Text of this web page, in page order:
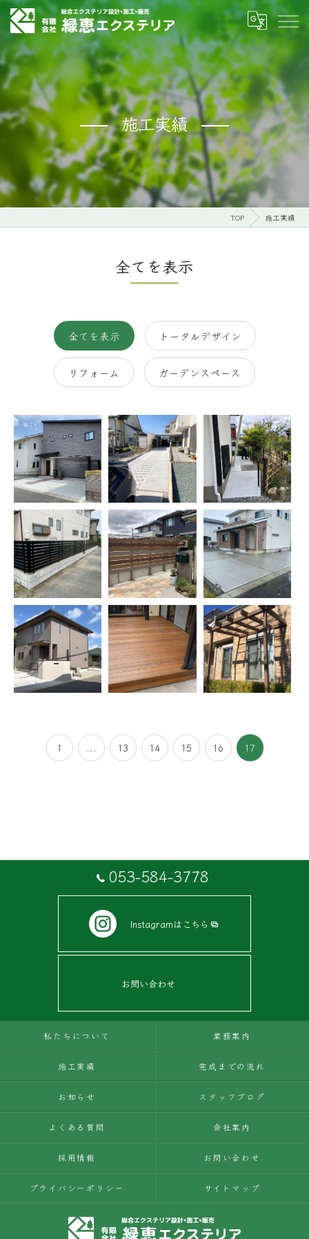
施工実績
TOP 施工実績
全てを表示
全てを表示 トータルデザイン
リフォーム ガーデンスペース
1 ... 13 14 15 16 17
053-584-3778
Instagramはこちら
お問い合わせ
私たちについて 業務案内
施工実績 完成までの流れ
お知らせ スタッフブログ
よくある質問 会社案内
採用情報 お問い合わせ
プライバシーポリシー サイトマップ